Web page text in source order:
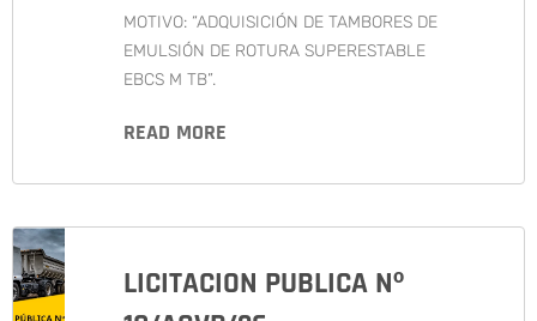
MOTIVO: “ADQUISICIÓN DE TAMBORES DE
EMULSIÓN DE ROTURA SUPERESTABLE
EBCS M TB”.
READ MORE
LICITACION PUBLICA Nº